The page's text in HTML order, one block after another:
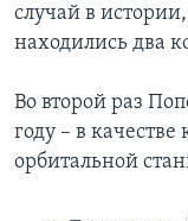
случай в
находились два
Во второй раз
году – в
орбитальной